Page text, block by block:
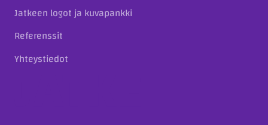
Jatkeen logot ja kuvapankki
Referenssit
Yhteystiedot